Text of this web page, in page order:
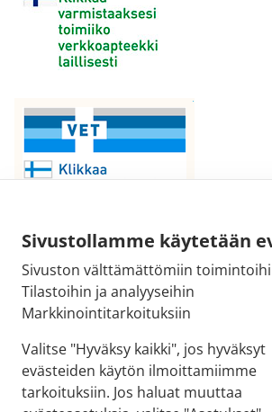
Sivustollamme käytetään
Sivuston välttämättömiin
Tilastoihin ja analyyseihin
Markkinointitarkoituksiin
Valitse "Hyväksy kaikki", jos hyväksyt
evästeiden käytön ilmoittamiimme
tarkoituksiin. Jos haluat muuttaa
Sähköpostiosoite:
kirjaamo@fimea.fi
Fimean vaihde:
029 522 3341